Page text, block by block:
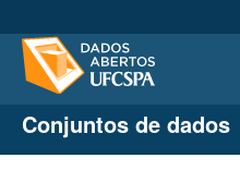
Conjuntos de dados
Organizações
Conjuntos de dados